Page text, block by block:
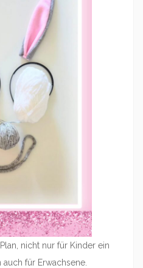
nicht nur für Kinder ein
für Erwachsene.